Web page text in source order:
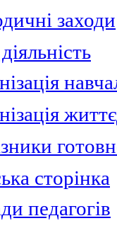
заходи
сторінка
педагогів